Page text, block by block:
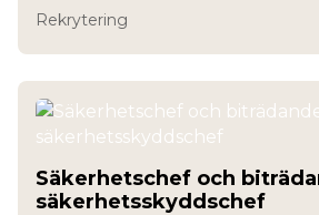
Rekrytering
Säkerhetschef och
säkerhetsskyddschef